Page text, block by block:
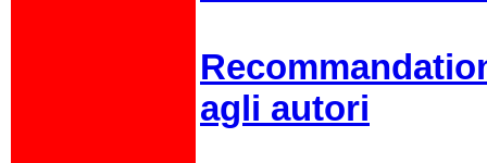
agli autori